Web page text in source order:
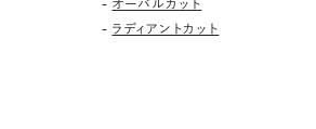
オーバルカット
- ラディアントカット